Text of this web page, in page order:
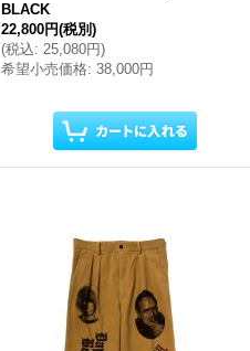
BLACK
22,800円(税別)
(税込: 25,080円)
希望小売価格: 38,000円